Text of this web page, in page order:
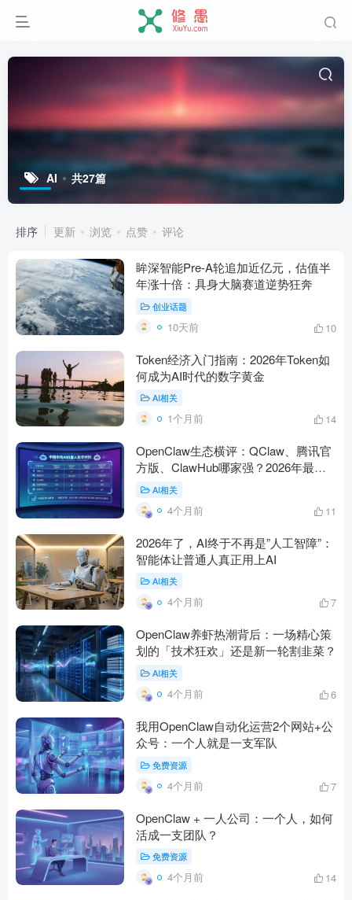
AI 共27篇
排序 更新 浏览 点赞 评论
眸深智能Pre-A轮追加近亿元，估值半
年涨十倍：具身大脑赛道逆势狂奔
创业话题
10天前 10
Token经济入门指南：2026年Token如
何成为AI时代的数字黄金
AI相关
1个月前 14
OpenClaw生态横评：QClaw、腾讯官
方版、ClawHub哪家强？2026年最全
对比AI相关
4个月前 11
2026年了，AI终于不再是”人工智障”：
智能体让普通人真正用上AI
AI相关
4个月前 7
OpenClaw养虾热潮背后：一场精心策
划的「技术狂欢」还是新一轮割韭菜？
AI相关
4个月前 6
我用OpenClaw自动化运营2个网站+公
众号：一个人就是一支军队
免费资源
4个月前 7
OpenClaw + 一人公司：一个人，如何
活成一支团队？
免费资源
4个月前 14